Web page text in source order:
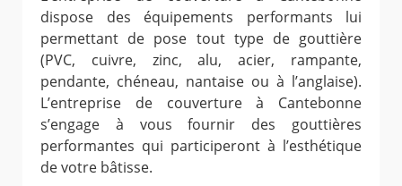
dispose des équipements performants lui
permettant de pose tout type de gouttière
(PVC, cuivre, zinc, alu, acier, rampante,
pendante, chéneau, nantaise ou à l’anglaise).
L’entreprise de couverture à Cantebonne
s’engage à vous fournir des gouttières
performantes qui participeront à l’esthétique
de votre bâtisse.